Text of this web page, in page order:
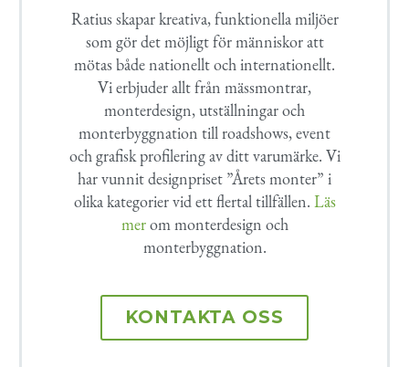
Ratius skapar kreativa, funktionella miljöer
som gör det möjligt för människor att
mötas både nationellt och internationellt.
Vi erbjuder allt från mässmontrar,
monterdesign, utställningar och
monterbyggnation till roadshows, event
och grafisk profilering av ditt varumärke. Vi
har vunnit designpriset ”Årets monter” i
olika kategorier vid ett flertal tillfällen. Läs
merom monterdesign och
monterbyggnation.
KONTAKTA OSS